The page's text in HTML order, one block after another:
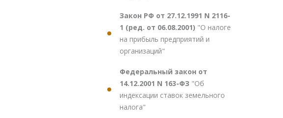
Закон РФ от 27.12.1991 N 2116-
1 (ред. от 06.08.2001) "О налоге
на прибыль предприятий и
организаций"
Федеральный закон от
14.12.2001 N 163-ФЗ "Об
индексации ставок земельного
налога"